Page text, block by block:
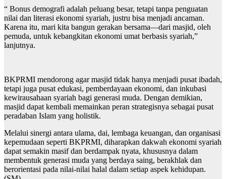
“ Bonus demografi adalah peluang besar, tetapi tanpa penguatan
nilai dan literasi ekonomi syariah, justru bisa menjadi ancaman.
Karena itu, mari kita bangun gerakan bersama—dari masjid, oleh
pemuda, untuk kebangkitan ekonomi umat berbasis syariah,”
lanjutnya.
BKPRMI mendorong agar masjid tidak hanya menjadi pusat ibadah,
tetapi juga pusat edukasi, pemberdayaan ekonomi, dan inkubasi
kewirausahaan syariah bagi generasi muda. Dengan demikian,
masjid dapat kembali memainkan peran strategisnya sebagai pusat
peradaban Islam yang holistik.
Melalui sinergi antara ulama, dai, lembaga keuangan, dan organisasi
kepemudaan seperti BKPRMI, diharapkan dakwah ekonomi syariah
dapat semakin masif dan berdampak nyata, khususnya dalam
membentuk generasi muda yang berdaya saing, berakhlak dan
berorientasi pada nilai-nilai halal dalam setiap aspek kehidupan.